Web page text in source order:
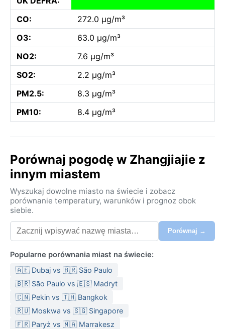
CO:
272.0 µg/m³
O3:
63.0 µg/m³
NO2:
7.6 µg/m³
SO2:
2.2 µg/m³
PM2.5:
8.3 µg/m³
PM10:
8.4 µg/m³
Porównaj pogodę w Zhangjiajie z
innym miastem
Wyszukaj dowolne miasto na świecie i zobacz
porównanie temperatury, warunków i prognoz obok
siebie.
Porównaj →
Popularne porównania miast na świecie:
🇦🇪 Dubaj vs 🇧🇷 São Paulo
🇧🇷 São Paulo vs 🇪🇸 Madryt
🇨🇳 Pekin vs 🇹🇭 Bangkok
🇷🇺 Moskwa vs 🇸🇬 Singapore
🇫🇷 Paryż vs 🇲🇦 Marrakesz